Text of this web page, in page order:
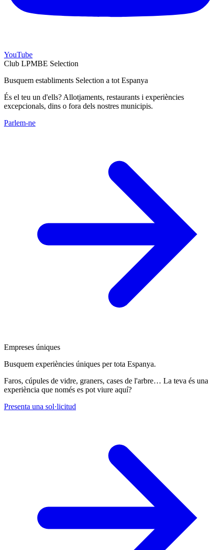
YouTube
Club LPMBE Selection
Busquem establiments Selection a tot Espanya
És el teu un d'ells? Allotjaments, restaurants i experiències
excepcionals, dins o fora dels nostres municipis.
Parlem-ne
Empreses úniques
Busquem experiències úniques per tota Espanya.
Faros, cúpules de vidre, graners, cases de l'arbre… La teva és una
experiència que només es pot viure aquí?
Presenta una sol·licitud